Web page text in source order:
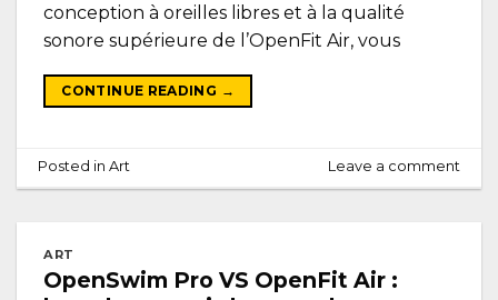
conception à oreilles libres et à la qualité
sonore supérieure de l’OpenFit Air, vous
CONTINUE READING →
Posted inArt Leave a comment
ART
OpenSwim Pro VS OpenFit Air :